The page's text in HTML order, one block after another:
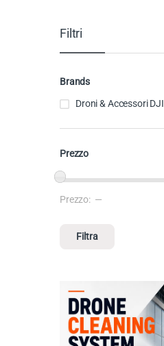
Filtri
Brands
Droni & Accessori DJI
Prezzo
Prezzo Min
Prezzo Max
Filtra
Prezzo: —